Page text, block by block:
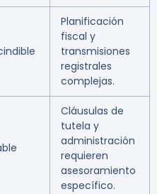
Planificación
fiscal y
transmisiones
registrales
complejas.
Cláusulas de
tutela y
administración
requieren
asesoramiento
específico.